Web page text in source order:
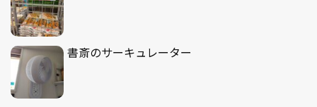
書斎のサーキュレーター